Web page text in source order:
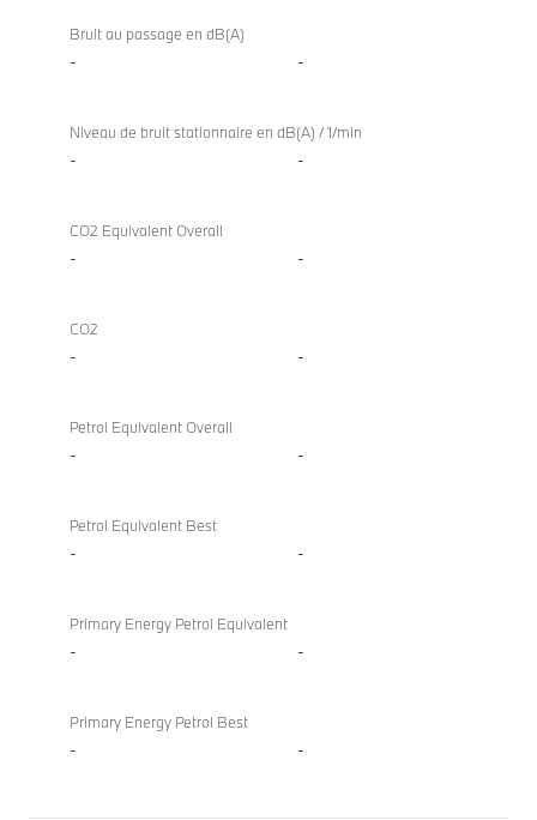
Bruit au passage en dB(A)
- -
Niveau de bruit stationnaire en dB(A) / 1/min
- -
CO2 Equivalent Overall
- -
CO2
- -
Petrol Equivalent Overall
- -
Petrol Equivalent Best
- -
Primary Energy Petrol Equivalent
- -
Primary Energy Petrol Best
- -